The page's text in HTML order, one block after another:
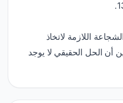
اللازمة لاتخاذ
أن الحل الحقيقي لا يوجد